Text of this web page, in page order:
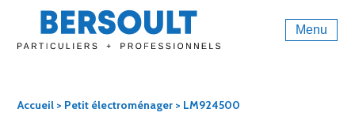
Menu
Accueil > Petit électroménager > LM924500